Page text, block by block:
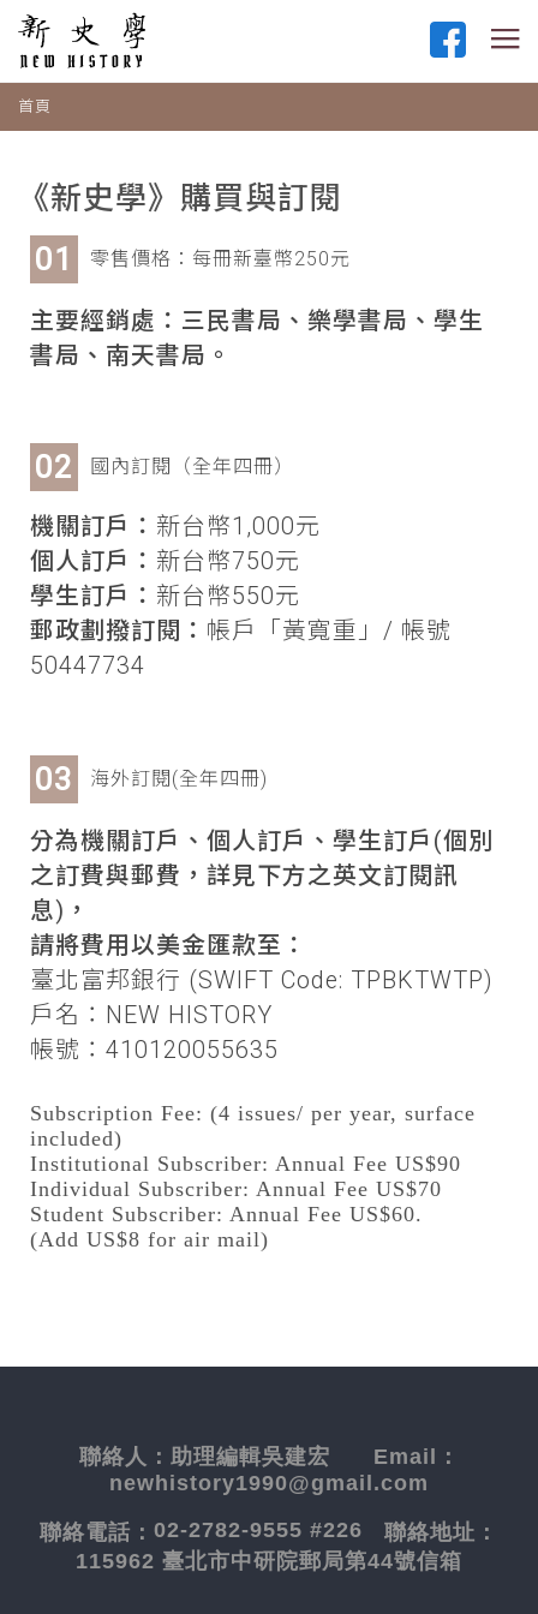
首頁
《新史學》購買與訂閱
零售價格：每冊新臺幣250元
主要經銷處：三民書局、樂學書局、學生
書局、南天書局。
國內訂閱（全年四冊）
機關訂戶： 新台幣1,000元
個人訂戶： 新台幣750元
學生訂戶： 新台幣550元
郵政劃撥訂閱： 帳戶「黃寬重」/ 帳號
50447734
海外訂閱(全年四冊)
分為機關訂戶、個人訂戶、學生訂戶(個別
之訂費與郵費，詳見下方之英文訂閱訊
息)，
請將費用以美金匯款至：
臺北富邦銀行 (SWIFT Code: TPBKTWTP)
戶名：NEW HISTORY
帳號：410120055635
Subscription Fee: (4 issues/ per year, surface
included)
Institutional Subscriber: Annual Fee US$90
Individual Subscriber: Annual Fee US$70
Student Subscriber: Annual Fee US$60.
(Add US$8 for air mail)
聯絡人： 助理編輯吳建宏 Email：
newhistory1990@gmail.com
聯絡電話： 02-2782-9555 #226 聯絡地址：
115962 臺北市中研院郵局第44號信箱